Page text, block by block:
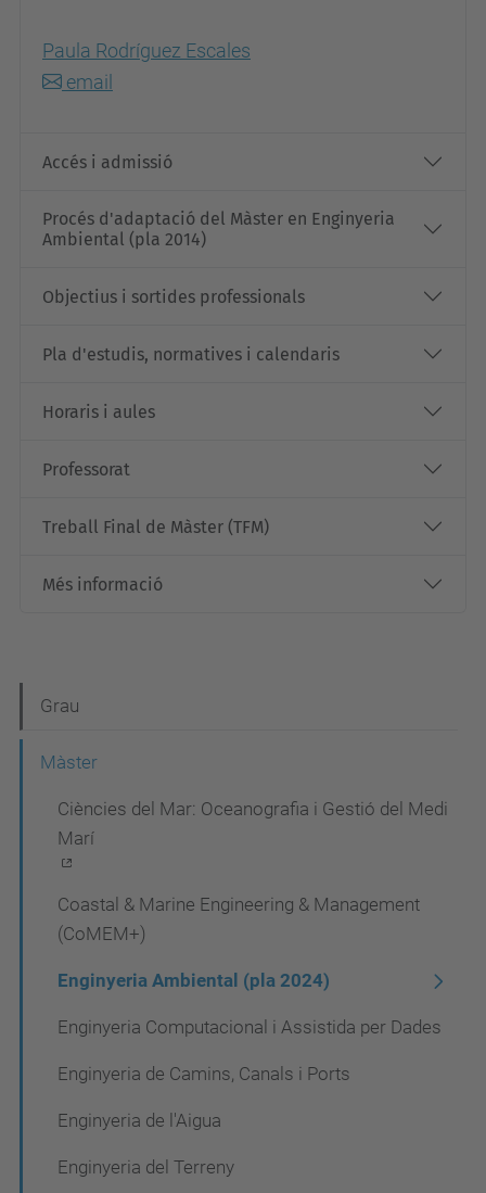
Paula Rodríguez Escales
email
Accés i admissió
Procés d'adaptació del Màster en Enginyeria
Ambiental (pla 2014)
Objectius i sortides professionals
Pla d'estudis, normatives i calendaris
Horaris i aules
Professorat
Treball Final de Màster (TFM)
Més informació
a
Grau
Màster
Ciències del Mar: Oceanografia i Gestió del Medi
Marí
Coastal & Marine Engineering & Management
(CoMEM+)
Enginyeria Ambiental (pla 2024)
Enginyeria Computacional i Assistida per Dades
Enginyeria de Camins, Canals i Ports
Enginyeria de l'Aigua
Enginyeria del Terreny